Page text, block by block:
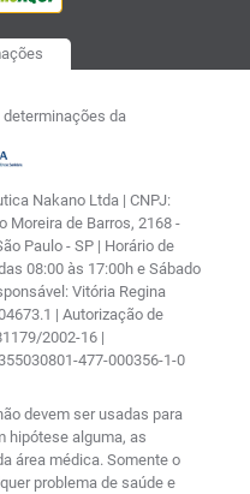
da
Nakano Ltda | CNPJ:
Moreira de Barros, 2168 -
Paulo - SP | Horário de
08:00 às 17:00h e Sábado
Vitória Regina
| Autorização de
2002-16 |
477-000356-1-0
devem ser usadas para
hipótese alguma, as
área médica. Somente o
problema de saúde e